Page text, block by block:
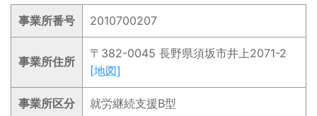
事業所番号 2010700207
事業所住所
〒382-0045 長野県須坂市井上2071-2
[地図]
事業所区分 就労継続支援B型